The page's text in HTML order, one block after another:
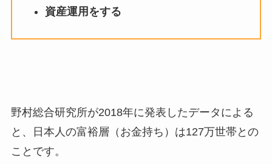
資産運用をする
野村総合研究所が2018年に発表したデータによる
と、日本人の富裕層（お金持ち）は127万世帯との
ことです。